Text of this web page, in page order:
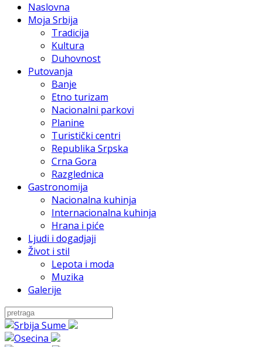
Naslovna
Moja Srbija
Tradicija
Kultura
Duhovnost
Putovanja
Banje
Etno turizam
Nacionalni parkovi
Planine
Turistički centri
Republika Srpska
Crna Gora
Razglednica
Gastronomija
Nacionalna kuhinja
Internacionalna kuhinja
Hrana i piće
Ljudi i dogadjaji
Život i stil
Lepota i moda
Muzika
Galerije